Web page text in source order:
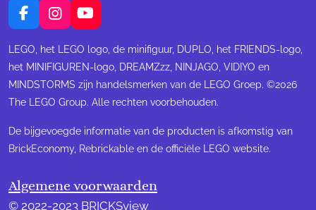
F
a
c
e
o
o
I
n
s
t
g
r
m
Y
o
u
T
b
e
LEGO, het LEGO logo, de minifiguur, DUPLO, het FRIENDS-logo,
het MINIFIGUREN-logo, DREAMZzz, NINJAGO, VIDIYO en
MINDSTORMS zijn handelsmerken van de LEGO Groep. ©2026
The LEGO Group. Alle rechten voorbehouden.
De bijgevoegde informatie van de producten is afkomstig van
BrickEconomy, Rebrickable en de officiële LEGO website.
Algemene voorwaarden
© 2022-2023 BRICKSview